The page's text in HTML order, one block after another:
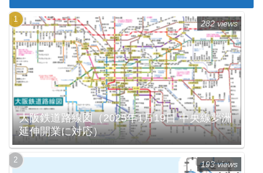
大阪鉄道路線図（2025年1月19日 中央線夢洲
延伸開業に対応）
282 views
193 views